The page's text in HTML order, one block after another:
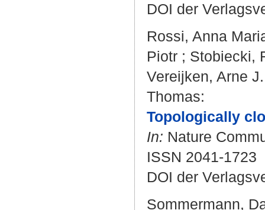
DOI der
Rossi, Anna
Piotr ; Stobiecki,
Vereijken, Arne J.
Thomas:
Topologically
In: Nature
ISSN 2041-1723
DOI der
Sommermann,